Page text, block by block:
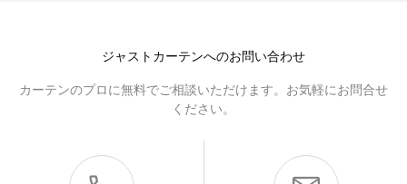
ジャストカーテンへのお問い合わせ
カーテンのプロに無料でご相談いただけます。お気軽にお問合せ
ください。